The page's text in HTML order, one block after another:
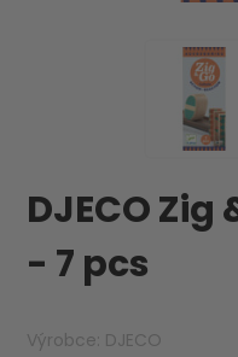
DJECO
- 7 pcs
Výrobce: DJECO